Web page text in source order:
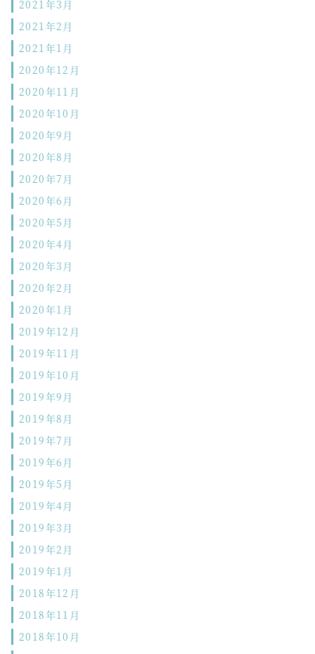
2021年3月
2021年2月
2021年1月
2020年12月
2020年11月
2020年10月
2020年9月
2020年8月
2020年7月
2020年6月
2020年5月
2020年4月
2020年3月
2020年2月
2020年1月
2019年12月
2019年11月
2019年10月
2019年9月
2019年8月
2019年7月
2019年6月
2019年5月
2019年4月
2019年3月
2019年2月
2019年1月
2018年12月
2018年11月
2018年10月